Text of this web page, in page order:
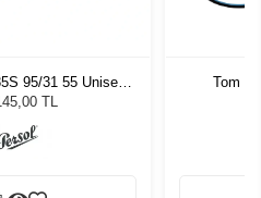
95/31 55 Unisex
Gözlüğü
TL
Tom